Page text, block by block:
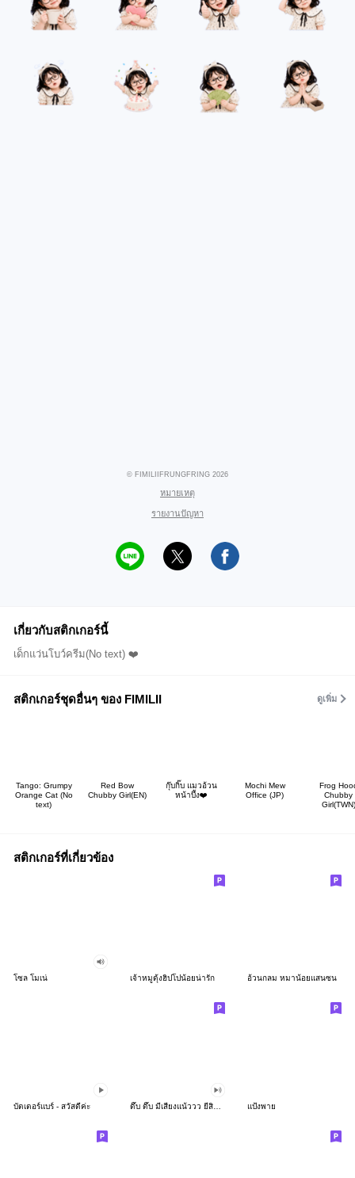
© FIMILIIFRUNGFRING 2026
หมายเหตุ
รายงานปัญหา
เกี่ยวกับสติกเกอร์นี้
เด็กแว่นโบว์ครีม(No text) ❤️
สติกเกอร์ชุดอื่นๆ ของ FIMILII ดูเพิ่ม
Tango: Grumpy
Orange Cat (No
text)
Red Bow
Chubby Girl(EN)
กุ๊บกิ๊บ แมวอ้วน
หน้าบึ้ง❤️
Mochi Mew
Office (JP)
Frog
Chubby
Girl(TWN)
สติกเกอร์ที่เกี่ยวข้อง
โซล โมเน่ เจ้าหมูดุ้งฮิปโปน้อยน่ารัก อ้วนกลม หมาน้อยแสนซน
บัตเตอร์แบร์ - สวัสดีค่ะ แป้งพาย